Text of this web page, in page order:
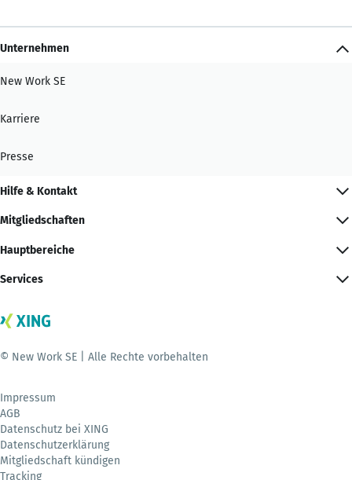
Unternehmen
New Work SE
Karriere
Presse
Hilfe & Kontakt
Mitgliedschaften
Hauptbereiche
Services
© New Work SE | Alle Rechte vorbehalten
Impressum
AGB
Datenschutz bei XING
Datenschutzerklärung
Mitgliedschaft kündigen
Tracking